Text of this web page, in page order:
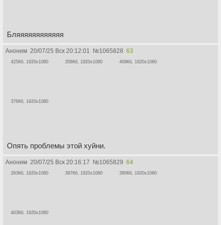
Бляяяяяяяяяяяя
Аноним 20/07/25 Вск 20:12:01 №1065828 63
425Кб, 1920x1080 358Кб, 1920x1080 409Кб, 1920x1080
376Кб, 1920x1080
Опять проблемы этой хуйни.
Аноним 20/07/25 Вск 20:16:17 №1065829 64
263Кб, 1920x1080 397Кб, 1920x1080 390Кб, 1920x1080
403Кб, 1920x1080